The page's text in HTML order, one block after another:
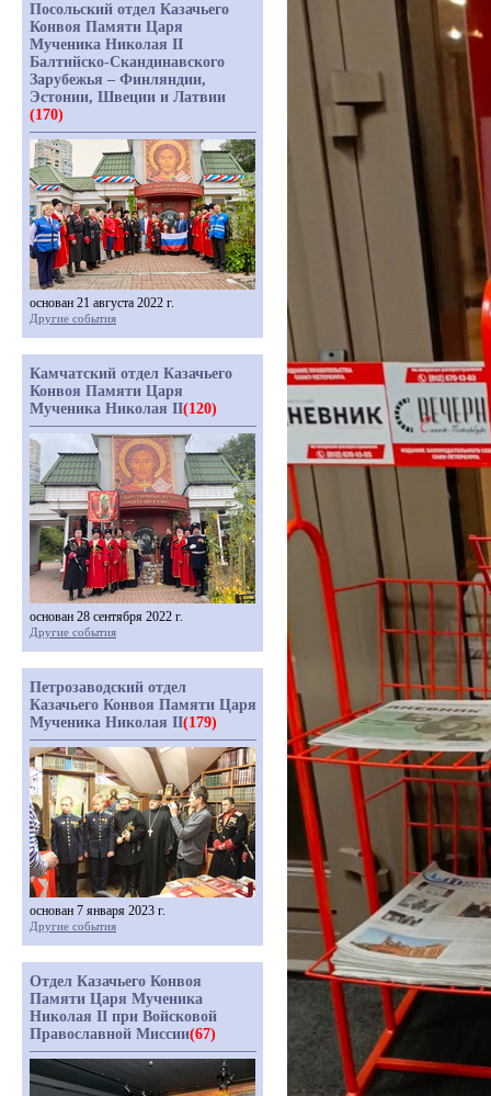
Посольский отдел Казачьего
Конвоя Памяти Царя
Мученика Николая II
Балтийско-Скандинавского
Зарубежья – Финляндии,
Эстонии, Швеции и Латвии
(170)
основан 21 августа 2022 г.
Другие события
Камчатский отдел Казачьего
Конвоя Памяти Царя
Мученика Николая II(120)
основан 28 сентября 2022 г.
Другие события
Петрозаводский отдел
Казачьего Конвоя Памяти Царя
Мученика Николая II(179)
основан 7 января 2023 г.
Другие события
Отдел Казачьего Конвоя
Памяти Царя Мученика
Николая II при Войсковой
Православной Миссии(67)